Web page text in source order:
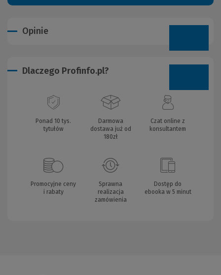
Opinie
Dlaczego Profinfo.pl?
Ponad 10 tys.
tytułów
Darmowa
dostawa już od
180zł
Czat online z
konsultantem
Promocyjne ceny
i rabaty
Sprawna
realizacja
zamówienia
Dostęp do
ebooka w 5 minut